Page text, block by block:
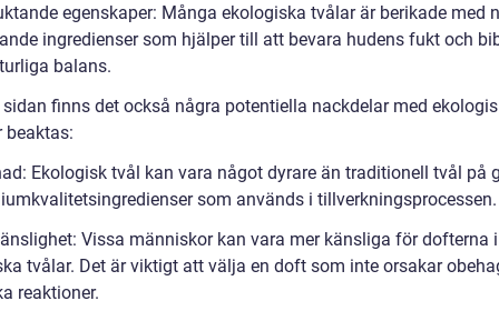
egenskaper: Många ekologiska tvålar är berikade med
ingredienser som hjälper till att bevara hudens fukt och
balans.
sidan finns det också några potentiella nackdelar med
beaktas:
Ekologisk tvål kan vara något dyrare än traditionell tvål på
som används i tillverkningsprocessen.
Vissa människor kan vara mer känsliga för dofterna
tvålar. Det är viktigt att välja en doft som inte orsakar
reaktioner.